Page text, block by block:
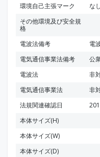
環境自己主張マーク
なし
その他環境及び安全規
格
電波法備考
電
電気通信事業法備考
公
電波法
非
電気通信事業法
非
法規関連確認日
本体サイズ(H)
本体サイズ(W)
本体サイズ(D)